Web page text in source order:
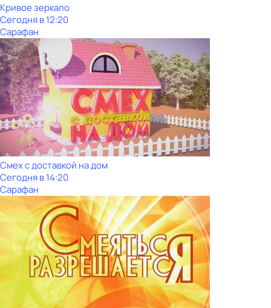
Кривое зеркало
Сегодня в 12:20
Сарафан
Смех с доставкой на дом
Сегодня в 14:20
Сарафан